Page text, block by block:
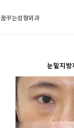
꿈꾸는성형외과